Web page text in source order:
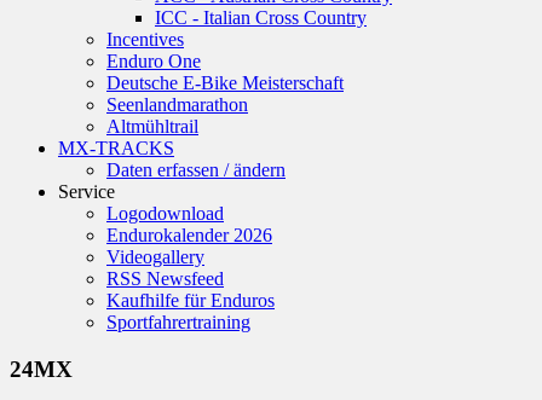
ICC - Italian Cross Country
Incentives
Enduro One
Deutsche E-Bike Meisterschaft
Seenlandmarathon
Altmühltrail
MX-TRACKS
Daten erfassen / ändern
Service
Logodownload
Endurokalender 2026
Videogallery
RSS Newsfeed
Kaufhilfe für Enduros
Sportfahrertraining
24MX